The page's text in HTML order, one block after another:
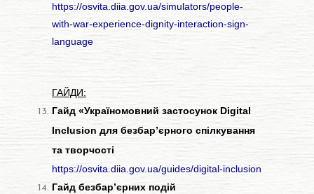
https://osvita.diia.gov.ua/simulators/people-
with-war-experience-dignity-interaction-sign-
language
ГАЙДИ:
Гайд «Україномовний застосунок Digital
Inclusion для безбар’єрного спілкування
та творчості
https://osvita.diia.gov.ua/guides/digital-inclusion
Гайд безбар’єрних подій